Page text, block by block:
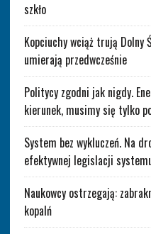
szkło
Kopciuchy wciąż trują Dolny
umierają przedwcześnie
Politycy zgodni jak nigdy.
kierunek, musimy się tylko
System bez wykluczeń. Na
efektywnej legislacji
Naukowcy ostrzegają:
kopalń